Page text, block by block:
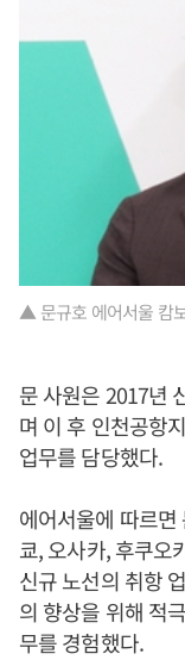
▲ 문규호 에어서울 캄
문 사원은 2017년
며 이 후 인천공항
업무를 담당했다.
에어서울에 따르
쿄, 오사카, 후쿠오
신규 노선의 취항
의 향상을 위해 적
무를 경험했다.